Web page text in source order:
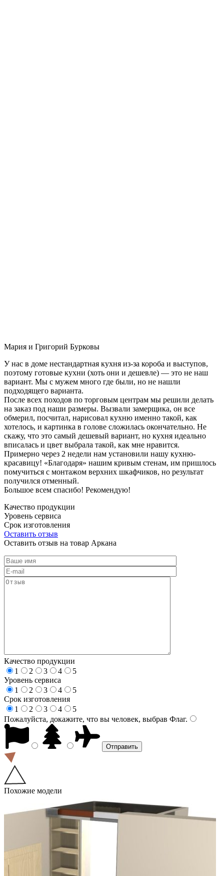
Мария и Григорий Бурковы
У нас в доме нестандартная кухня из-за короба и выступов,
поэтому готовые кухни (хоть они и дешевле) — это не наш
вариант. Мы с мужем много где были, но не нашли
подходящего варианта.
После всех походов по торговым центрам мы решили делать
на заказ под наши размеры. Вызвали замерщика, он все
обмерил, посчитал, нарисовал кухню именно такой, как
хотелось, и картинка в голове сложилась окончательно. Не
скажу, что это самый дешевый вариант, но кухня идеально
вписалась и цвет выбрала такой, как мне нравится.
Примерно через 2 недели нам установили нашу кухню-
красавицу! «Благодаря» нашим кривым стенам, им пришлось
помучиться с монтажом верхних шкафчиков, но результат
получился отменный.
Большое всем спасибо! Рекомендую!
Качество продукции
Уровень сервиса
Срок изготовления
Оставить отзыв
Оставить отзыв на товар Аркана
Качество продукции
1
2 3 4
5
Уровень сервиса
1
2 3 4
5
Срок изготовления
1
2 3 4
5
Пожалуйста, докажите, что вы человек, выбрав Флаг.
Похожие модели